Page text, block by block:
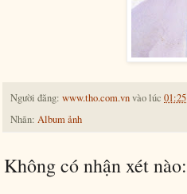
Người đăng: www.tho.com.vnvào lúc 01:25
Nhãn: Album ảnh
Không có nhận xét nào: